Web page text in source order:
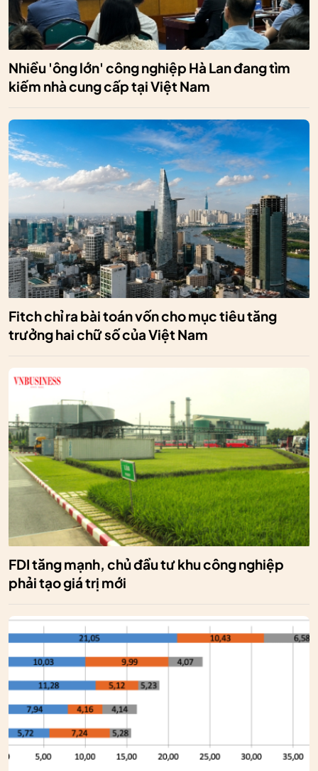
Nhiều 'ông lớn' công nghiệp Hà Lan đang tìm
kiếm nhà cung cấp tại Việt Nam
Fitch chỉ ra bài toán vốn cho mục tiêu tăng
trưởng hai chữ số của Việt Nam
FDI tăng mạnh, chủ đầu tư khu công nghiệp
phải tạo giá trị mới